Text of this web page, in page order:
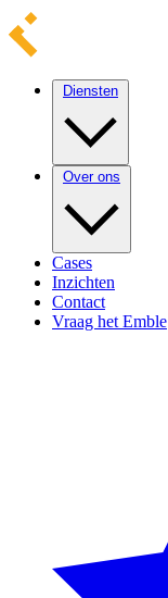
Diensten
Over ons
Cases
Inzichten
Contact
Vraag het Emble